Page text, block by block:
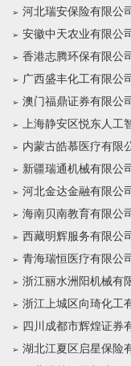
河北瑞安保险有限公司
安徽中天农业有限公司
香港志腾环保有限公司
广西盛丰化工有限公司
澳门福鼎证券有限公司
上海静安区悦东人工
内蒙古皓慕医疗有限
新疆瑞通机械有限公司
河北金达金融有限公司
海南贝南教育有限公司
西藏明辉服务有限公司
青海瑞恒医疗有限公司
浙江丽水洲阳机械有
浙江上城区向琦化工
四川成都市辉煌证券
湖北江夏区启星保险